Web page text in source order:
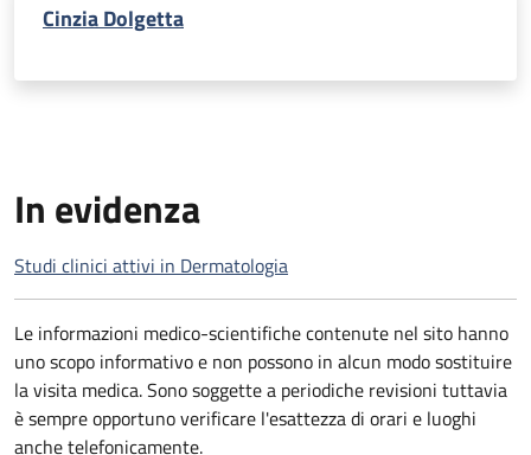
Cinzia Dolgetta
In evidenza
Studi clinici attivi in Dermatologia
Le informazioni medico-scientifiche contenute nel sito hanno
uno scopo informativo e non possono in alcun modo sostituire
la visita medica. Sono soggette a periodiche revisioni tuttavia
è sempre opportuno verificare l'esattezza di orari e luoghi
anche telefonicamente.